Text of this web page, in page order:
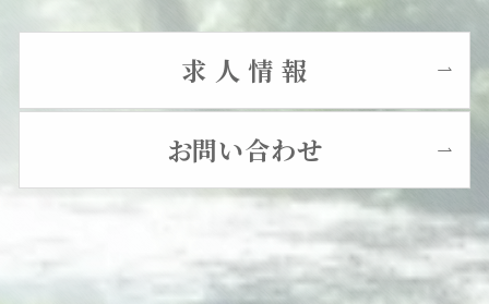
求 人 情 報
お問い合わせ